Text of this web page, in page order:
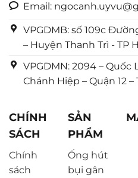
Email:
VPGDMB: số 109c
– Huyện Thanh Trì - TP
VPGDMN: 2094 – Quốc
Chánh Hiệp – Quận 12 –
CHÍNH
SÁCH
Chính
sách
SẢN
PHẨM
Ống hút
bụi gân